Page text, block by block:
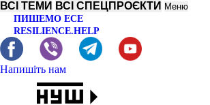
ВСІ ТЕМИ ВСІ СПЕЦПРОЄКТИ Меню
ПИШЕМО ЕСЕ
RESILIENCE.HELP
Напишіть нам